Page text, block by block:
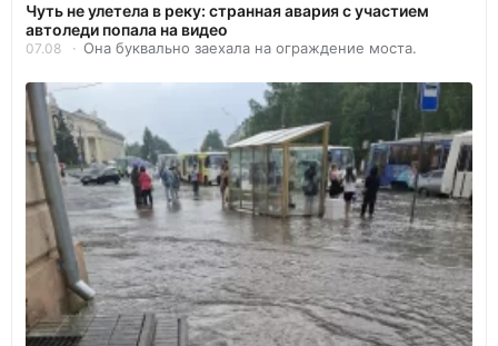
Чуть не улетела в реку: странная авария с участием
автоледи попала на видео
07.08 Она буквально заехала на ограждение моста.